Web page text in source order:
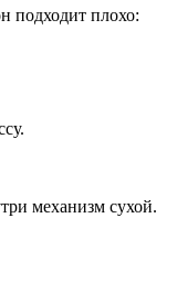
подходит плохо:
механизм сухой.